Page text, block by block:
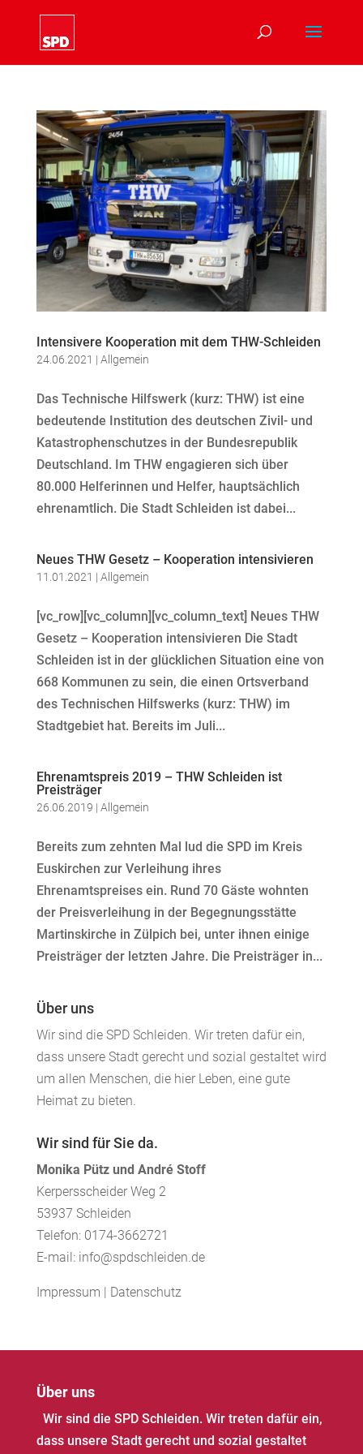
Intensivere Kooperation mit dem THW-Schleiden
24.06.2021 | Allgemein
Das Technische Hilfswerk (kurz: THW) ist eine
bedeutende Institution des deutschen Zivil- und
Katastrophenschutzes in der Bundesrepublik
Deutschland. Im THW engagieren sich über
80.000 Helferinnen und Helfer, hauptsächlich
ehrenamtlich. Die Stadt Schleiden ist dabei...
Neues THW Gesetz – Kooperation intensivieren
11.01.2021 | Allgemein
[vc_row][vc_column][vc_column_text] Neues THW
Gesetz – Kooperation intensivieren Die Stadt
Schleiden ist in der glücklichen Situation eine von
668 Kommunen zu sein, die einen Ortsverband
des Technischen Hilfswerks (kurz: THW) im
Stadtgebiet hat. Bereits im Juli...
Ehrenamtspreis 2019 – THW Schleiden ist
Preisträger
26.06.2019 | Allgemein
Bereits zum zehnten Mal lud die SPD im Kreis
Euskirchen zur Verleihung ihres
Ehrenamtspreises ein. Rund 70 Gäste wohnten
der Preisverleihung in der Begegnungsstätte
Martinskirche in Zülpich bei, unter ihnen einige
Preisträger der letzten Jahre. Die Preisträger in...
Über uns
Wir sind die SPD Schleiden. Wir treten dafür ein,
dass unsere Stadt gerecht und sozial gestaltet wird
um allen Menschen, die hier Leben, eine gute
Heimat zu bieten.
Wir sind für Sie da.
Monika Pütz und André Stoff
Kerpersscheider Weg 2
53937 Schleiden
Telefon: 0174-3662721
E-mail: info@spdschleiden.de
Impressum | Datenschutz
Über uns
Wir sind die SPD Schleiden. Wir treten dafür ein,
dass unsere Stadt gerecht und sozial gestaltet